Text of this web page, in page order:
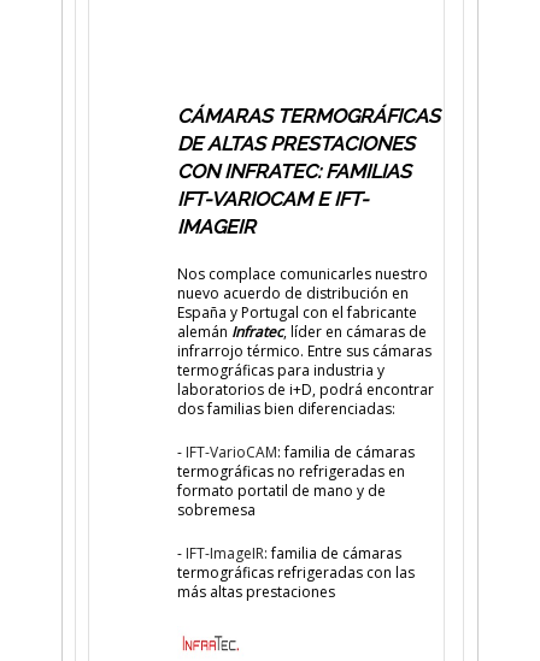
CÁMARAS TERMOGRÁFICAS
DE ALTAS PRESTACIONES
CON INFRATEC: FAMILIAS
IFT-VARIOCAM E IFT-
IMAGEIR
Nos complace comunicarles nuestro
nuevo acuerdo de distribución en
España y Portugal con el fabricante
alemán Infratec, líder en cámaras de
infrarrojo térmico. Entre sus cámaras
termográficas para industria y
laboratorios de i+D, podrá encontrar
dos familias bien diferenciadas:
- IFT-VarioCAM: familia de cámaras
termográficas no refrigeradas en
formato portatil de mano y de
sobremesa
- IFT-ImageIR: familia de cámaras
termográficas refrigeradas con las
más altas prestaciones